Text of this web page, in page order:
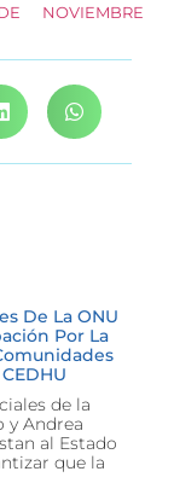
NOVIEMBRE
De La ONU
Por La
de la
y Andrea
al Estado
que la